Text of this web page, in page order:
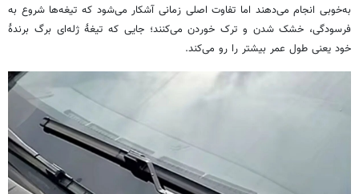
به‌خوبی انجام می‌دهند اما تفاوت اصلی زمانی آشکار می‌شود که تیغه‌ها شروع به
فرسودگی، خشک شدن و ترک خوردن می‌کنند؛ جایی که تیغهٔ ژله‌ای برگ برندهٔ
خود یعنی طول عمر بیشتر را رو می‌کند.